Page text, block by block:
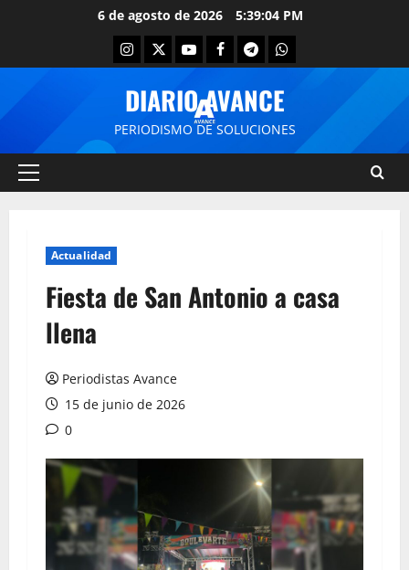
6 de agosto de 2026 5:39:05 PM
DIARIO AVANCE
PERIODISMO DE SOLUCIONES
Actualidad
Fiesta de San Antonio a casa
llena
Periodistas Avance
15 de junio de 2026
0